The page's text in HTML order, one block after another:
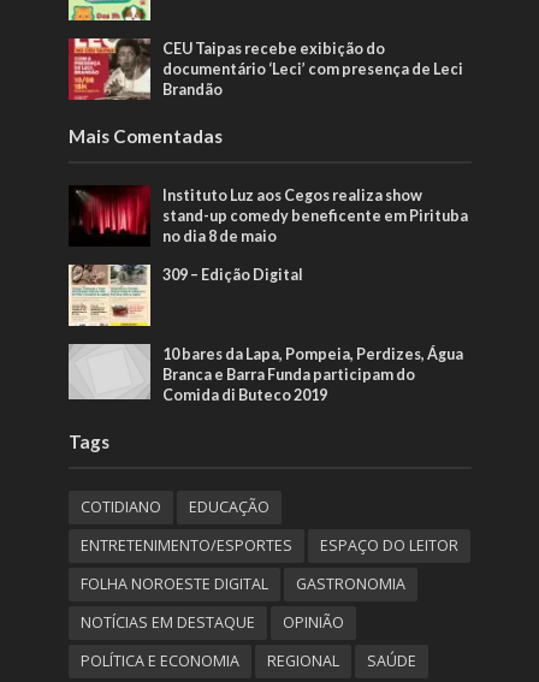
CEU Taipas recebe exibição do
documentário ‘Leci’ com presença de Leci
Brandão
Mais Comentadas
Instituto Luz aos Cegos realiza show
stand-up comedy beneficente em Pirituba
no dia 8 de maio
309 – Edição Digital
10 bares da Lapa, Pompeia, Perdizes, Água
Branca e Barra Funda participam do
Comida di Buteco 2019
Tags
COTIDIANO
EDUCAÇÃO
ENTRETENIMENTO/ESPORTES
ESPAÇO DO LEITOR
FOLHA NOROESTE DIGITAL
GASTRONOMIA
NOTÍCIAS EM DESTAQUE
OPINIÃO
POLÍTICA E ECONOMIA
REGIONAL SAÚDE